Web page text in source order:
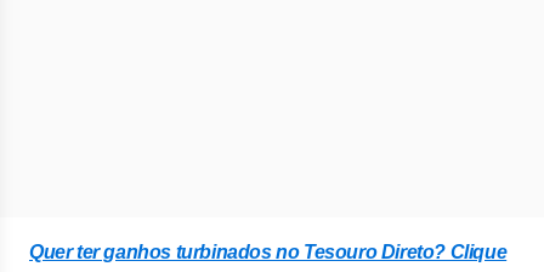
Quer ter ganhos turbinados no Tesouro Direto? Clique